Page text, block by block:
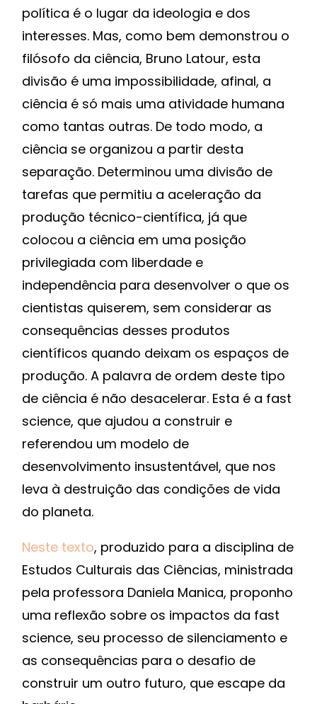
política é o lugar da ideologia e dos
interesses. Mas, como bem demonstrou o
filósofo da ciência, Bruno Latour, esta
divisão é uma impossibilidade, afinal, a
ciência é só mais uma atividade humana
como tantas outras. De todo modo, a
ciência se organizou a partir desta
separação. Determinou uma divisão de
tarefas que permitiu a aceleração da
produção técnico-científica, já que
colocou a ciência em uma posição
privilegiada com liberdade e
independência para desenvolver o que os
cientistas quiserem, sem considerar as
consequências desses produtos
científicos quando deixam os espaços de
produção. A palavra de ordem deste tipo
de ciência é não desacelerar. Esta é a fast
science, que ajudou a construir e
referendou um modelo de
desenvolvimento insustentável, que nos
leva à destruição das condições de vida
do planeta.
Neste texto, produzido para a disciplina de
Estudos Culturais das Ciências, ministrada
pela professora Daniela Manica, proponho
uma reflexão sobre os impactos da fast
science, seu processo de silenciamento e
as consequências para o desafio de
construir um outro futuro, que escape da